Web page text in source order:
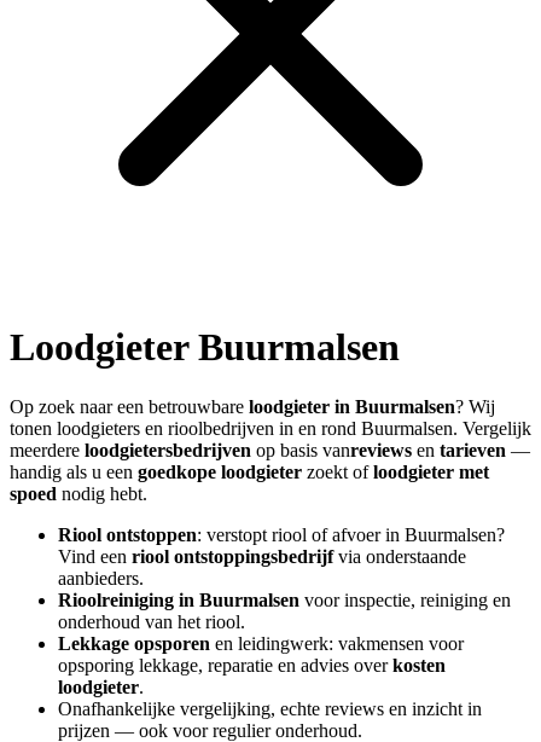
LoodgieterBuurmalsen
Op zoek naar een betrouwbare loodgieter in Buurmalsen? Wij
tonen loodgieters en rioolbedrijven in en rond Buurmalsen. Vergelijk
meerdere loodgietersbedrijven op basis vanreviews en tarieven —
handig als u een goedkope loodgieter zoekt ofloodgieter met
spoed nodig hebt.
Riool ontstoppen: verstopt riool of afvoer in Buurmalsen?
Vind een riool ontstoppingsbedrijfvia onderstaande
aanbieders.
Rioolreiniging in Buurmalsen voor inspectie, reiniging en
onderhoud van het riool.
Lekkage opsporen en leidingwerk: vakmensen voor
opsporing lekkage, reparatie en advies overkosten
loodgieter.
Onafhankelijke vergelijking, echte reviews en inzicht in
prijzen — ook voor regulier onderhoud.